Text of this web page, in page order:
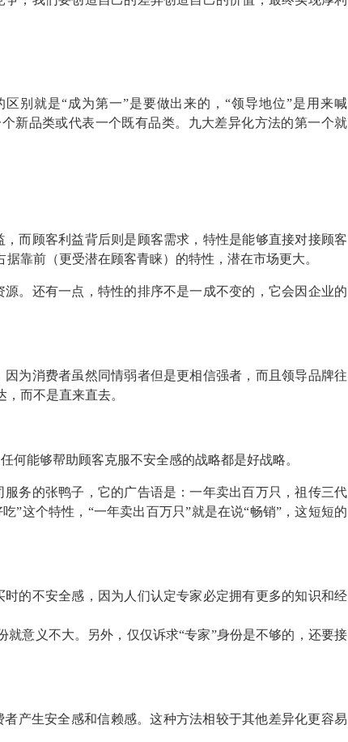
别就是“成为第一”是要做出来的，“领导地位”是用来喊
新品类或代表一个既有品类。九大差异化方法的第一个就
而顾客利益背后则是顾客需求，特性是能够直接对接顾客
靠前（更受潜在顾客青睐）的特性，潜在市场更大。
。还有一点，特性的排序不是一成不变的，它会因企业的
为消费者虽然同情弱者但是更相信强者，而且领导品牌往
而不是直来直去。
何能够帮助顾客克服不安全感的战略都是好战略。
务的张鸭子，它的广告语是：一年卖出百万只，祖传三代
”这个特性，“一年卖出百万只”就是在说“畅销”，这短短的
的不安全感，因为人们认定专家必定拥有更多的知识和经
意义不大。另外，仅仅诉求“专家”身份是不够的，还要接
产生安全感和信赖感。这种方法相较于其他差异化更容易